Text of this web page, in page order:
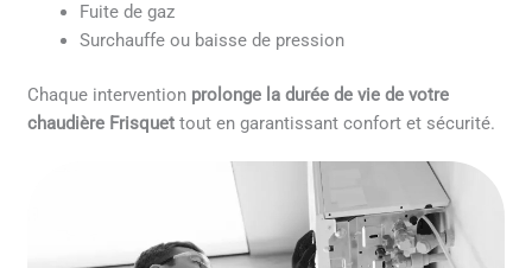
Fuite de gaz
Surchauffe ou baisse de pression
Chaque intervention prolonge la durée de vie de votre
chaudière Frisquet tout en garantissant confort et sécurité.